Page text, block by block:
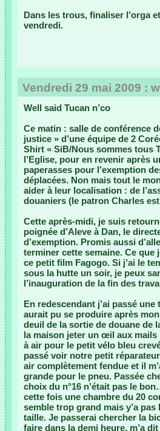
Dans les trous, finaliser l’orga
vendredi.
Vendredi 29 mai 2009 :
Well said Tucan n’co
Ce matin : salle de conférence
justice » d’une équipe de 2
Shirt « SiB/Nous sommes tous
l’Eglise, pour en revenir après
paperasses pour l’exemption
déplacées. Non mais tout le
aider à leur localisation : de
douaniers (le patron Charles
Cette après-midi, je suis
poignée d’Aleve à Dan, le
d’exemption. Promis aussi
terminer cette semaine. Ce que
ce petit film Fagogo. Si j’ai le
sous la hutte un soir, je peux
l’inauguration de la fin des
En redescendant j’ai passé
aurait pu se produire après
deuil de la sortie de douane de
la maison jeter un œil aux mails
à air pour le petit vélo bleu
passé voir notre petit
air complètement fendue et il
grande pour le pneu. Passée
choix du n°16 n’était pas le
cette fois une chambre du 20
semble trop grand mais y’a
taille. Je passerai chercher la
faire dans la demi heure, m’a